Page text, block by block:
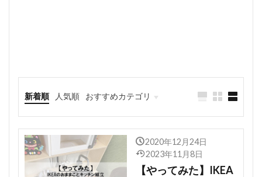
新着順 人気順 おすすめカテゴリ
どっちにする？
2020年12月24日
2023年11月8日
【やってみた】IKEA